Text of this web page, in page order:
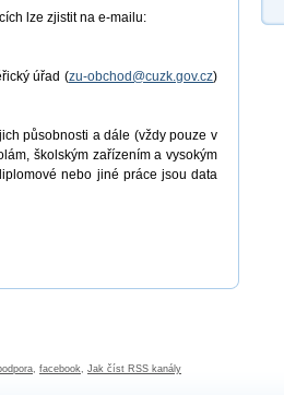
lze zjistit na e-mailu:
úřad (zu-obchod@cuzk.gov.cz)
působnosti a dále (vždy pouze v
školským zařízením a vysokým
nebo jiné práce jsou data
, facebook, Jak číst RSS kanály